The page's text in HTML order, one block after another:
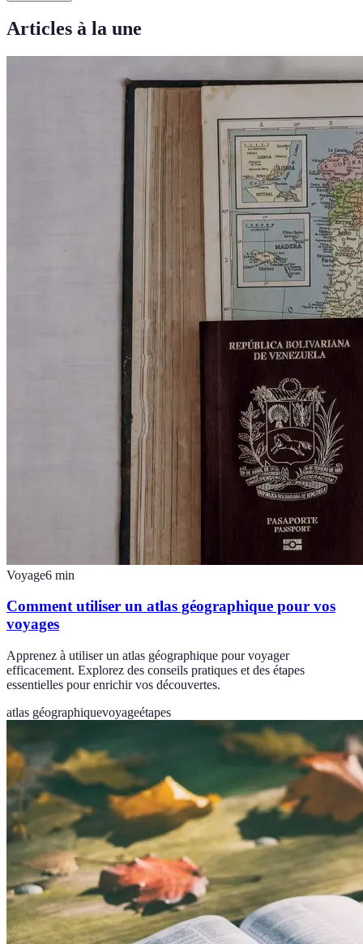
Articles à la une
Voyage6 min
Comment utiliser un atlas géographique pour vos
voyages
Apprenez à utiliser un atlas géographique pour voyager
efficacement. Explorez des conseils pratiques et des étapes
essentielles pour enrichir vos découvertes.
atlas géographiquevoyageétapes